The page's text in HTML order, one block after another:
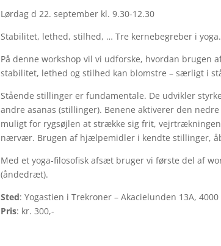
Lørdag d 22. september kl. 9.30-12.30
Stabilitet, lethed, stilhed, … Tre kernebegreber i yoga.
På denne workshop vil vi udforske, hvordan
stabilitet, lethed og stilhed kan blomstre – særligt i
Stående stillinger er fundamentale. De udvikler
andre asanas (stillinger). Benene aktiverer den
muligt for rygsøjlen at strække sig frit,
nærvær. Brugen af hjælpemidler i kendte stillinger,
Med et yoga-filosofisk afsæt bruger vi første del af
(åndedræt).
Sted: Yogastien i Trekroner – Akacielunden 13A, 4000
Pris: kr. 300,-